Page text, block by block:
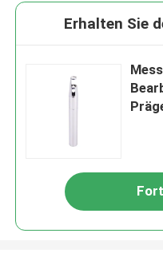
Erhalten Sie